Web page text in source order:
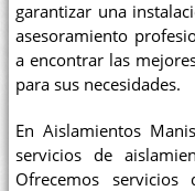
garantizar una
asesoramiento
a encontrar las
para sus necesidades.
En Aislamientos
servicios de
Ofrecemos